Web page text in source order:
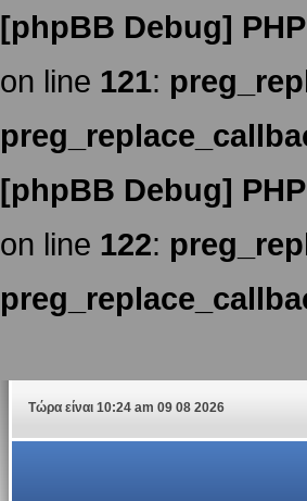
[phpBB Debug]
on line 121:
[phpBB Debug]
on line 122:
Τώρα είναι 10:24 am 09 08 2026